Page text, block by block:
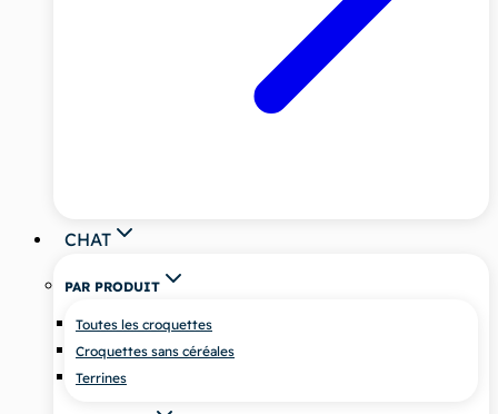
CHAT
PAR PRODUIT
Toutes les croquettes
Croquettes sans céréales
Terrines